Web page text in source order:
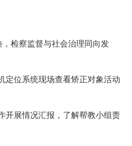
检察监督与社会治理同向发
位系统现场查看矫正对象活动
开展情况汇报，了解帮教小组责